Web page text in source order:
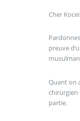
Cher
preuve
Quant on
chirurgien
partie.